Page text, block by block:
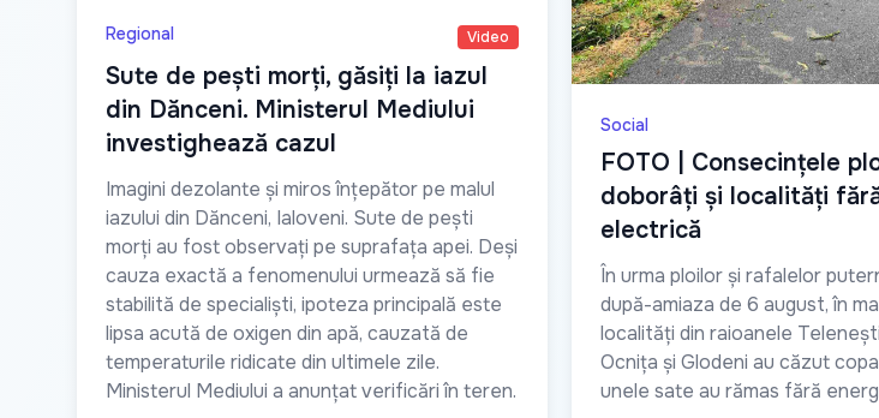
Regional Video
Sute de pești morți, găsiți la iazul
din Dănceni. Ministerul Mediului
investighează cazul
Imagini dezolante și miros înțepător pe malul
iazului din Dănceni, Ialoveni. Sute de pești
morți au fost observați pe suprafața apei. Deși
cauza exactă a fenomenului urmează să fie
stabilită de specialiști, ipoteza principală este
lipsa acută de oxigen din apă, cauzată de
temperaturile ridicate din ultimele zile.
Ministerul Mediului a anunțat verificări în teren.
Social
FOTO | Consecințele
doborâți și localități
electrică
În urma ploilor și rafalelor
după-amiaza de 6 august, în
localități din raioanele
Ocnița și Glodeni au căzut
unele sate au rămas fără